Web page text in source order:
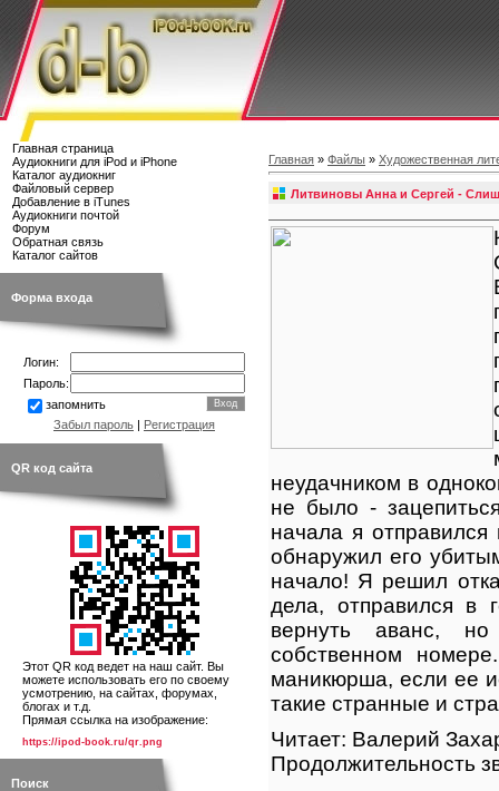
Главная страница
Аудиокниги для iPod и iPhone
Каталог аудиокниг
Файловый сервер
Добавление в iTunes
Аудиокниги почтой
Форум
Обратная связь
Каталог сайтов
Форма входа
Логин:
Пароль:
запомнить
Забыл пароль | Регистрация
QR код сайта
Этот QR код ведет на наш сайт. Вы
можете использовать его по своему
усмотрению, на сайтах, форумах,
блогах и т.д.
Прямая ссылка на изображение:
https://ipod-book.ru/qr.png
Поиск
Главная » Файлы » Художественная
Литвиновы Анна и Сергей -
неудачником в
не было -
начала я
обнаружил его
начало! Я решил
дела, отправился в
вернуть аванс,
собственном
маникюрша, если ее
такие странные и
Читает: Валерий
Продолжительность